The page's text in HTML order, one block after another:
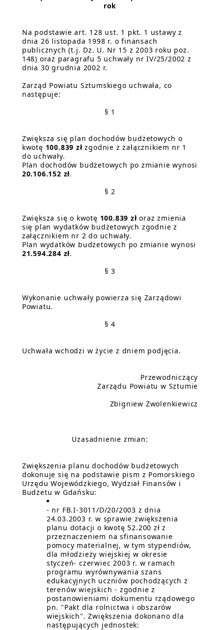
rok
Na podstawie art. 128 ust. 1 pkt. 1 ustawy z
dnia 26 listopada 1998 r. o finansach
publicznych (t.j. Dz. U. Nr 15 z 2003 roku poz.
148) oraz paragrafu 5 uchwały nr IV/25/2002 z
dnia 30 grudnia 2002 r.
Zarząd Powiatu Sztumskiego uchwała, co
następuje:
§ 1
Zwiększa się plan dochodów budżetowych o
kwotę 100.839 złzgodnie z załącznikiem nr 1
do uchwały.
Plan dochodów budżetowych po zmianie wynosi
20.106.152 zł.
§ 2
Zwiększa się o kwotę 100.839 złoraz zmienia
się plan wydatków budżetowych zgodnie z
załącznikiem nr 2 do uchwały.
Plan wydatków budżetowych po zmianie wynosi
21.594.284 zł.
§ 3
Wykonanie uchwały powierza się Zarządowi
Powiatu.
§ 4
Uchwała wchodzi w życie z dniem podjęcia.
Przewodniczący
Zarządu Powiatu w Sztumie
Zbigniew Zwolenkiewicz
Uzasadnienie zmian:
Zwiększenia planu dochodów budżetowych
dokonuje się na podstawie pism z Pomorskiego
Urzędu Wojewódzkiego, Wydział Finansów i
Budżetu w Gdańsku:
- nr FB.I-3011/D/20/2003 z dnia
24.03.2003 r. w sprawie zwiększenia
planu dotacji o kwotę 52.200 zł z
przeznaczeniem na sfinansowanie
pomocy materialnej, w tym stypendiów,
dla młodzieży wiejskiej w okresie
styczeń- czerwiec 2003 r. w ramach
programu wyrównywania szans
edukacyjnych uczniów pochodzących z
terenów wiejskich - zgodnie z
postanowieniami dokumentu rządowego
pn. "Pakt dla rolnictwa i obszarów
wiejskich". Zwiększenia dokonano dla
następujących jednostek: